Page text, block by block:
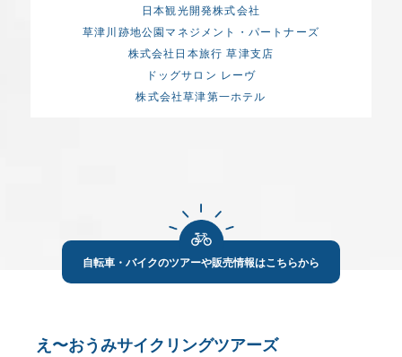
日本観光開発株式会社
草津川跡地公園マネジメント・パートナーズ
株式会社日本旅行 草津支店
ドッグサロン レーヴ
株式会社草津第一ホテル
自転車・バイクのツアーや販売情報はこちらから
え〜おうみサイクリングツアーズ